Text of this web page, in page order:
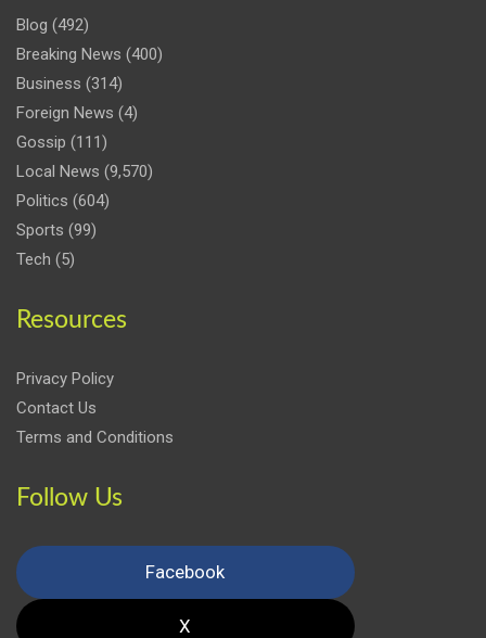
Blog (492)
Breaking News (400)
Business (314)
Foreign News (4)
Gossip (111)
Local News (9,570)
Politics (604)
Sports (99)
Tech (5)
Resources
Privacy Policy
Contact Us
Terms and Conditions
Follow Us
Facebook
X